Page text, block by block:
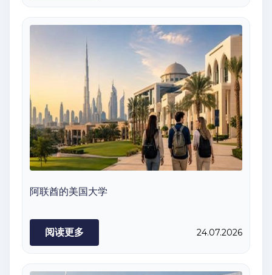
阿联酋的美国大学
阅读更多 24.07.2026